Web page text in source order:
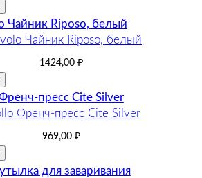
Чайник Riposo, белый
1424,00 ₽
Френч-пресс Cite Silver
969,00 ₽